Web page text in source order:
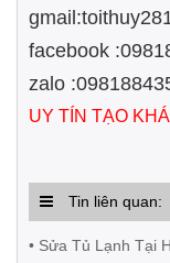
facebook
zalo
UY TÍN TẠO
Tin liên quan:
• Sửa Tủ Lạnh Tại